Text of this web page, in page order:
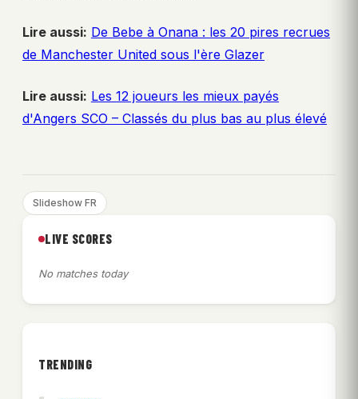
Lire aussi: De Bebe à Onana : les 20 pires recrues
de Manchester United sous l'ère Glazer
Lire aussi: Les 12 joueurs les mieux payés
d'Angers SCO – Classés du plus bas au plus élevé
Slideshow FR
LIVE SCORES
No matches today
TRENDING